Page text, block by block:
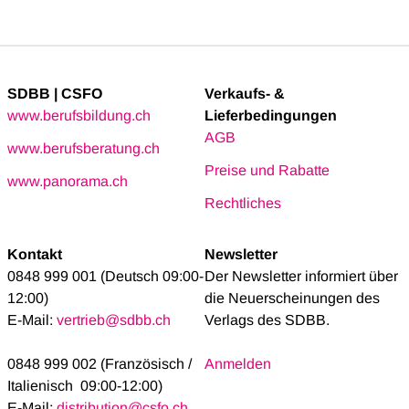
SDBB | CSFO
www.berufsbildung.ch
www.berufsberatung.ch
www.panorama.ch
Verkaufs- &
Lieferbedingungen
AGB
Preise und Rabatte
Rechtliches
Kontakt
0848 999 001 (Deutsch 09:00-
12:00)
E-Mail: vertrieb@sdbb.ch
0848 999 002 (Französisch /
Italienisch 09:00-12:00)
Newsletter
Der Newsletter informiert über
die Neuerscheinungen des
Verlags des SDBB.
Anmelden